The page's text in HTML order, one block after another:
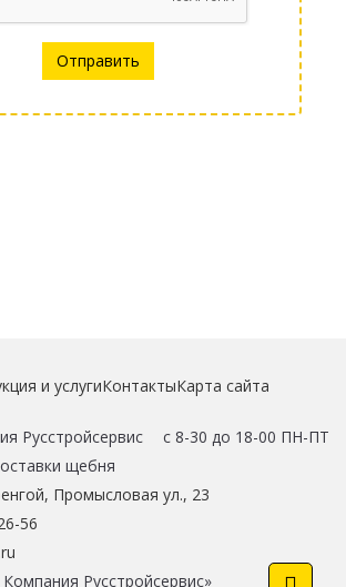
Отправить
и услугиКонтактыКарта сайта
с 8-30 до 18-00 ПН-ПТ
Русстройсервис
щебня
, Промысловая ул., 23
56
Русстройсервис»